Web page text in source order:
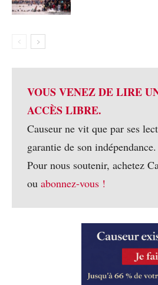
VOUS VENEZ DE LIRE
ACCÈS LIBRE.
Causeur ne vit que par ses
garantie de son indépendance.
Pour nous soutenir, achetez
ou abonnez-vous !